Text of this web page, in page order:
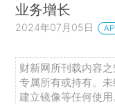
业务增长
2024年07月05日
财新网所刊载内容
专属所有或持有。
建立镜像等任何使用